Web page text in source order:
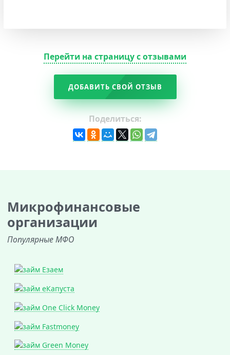
Перейти на страницу с отзывами
ДОБАВИТЬ СВОЙ ОТЗЫВ
Поделиться:
Микрофинансовые
организации
Популярные МФО